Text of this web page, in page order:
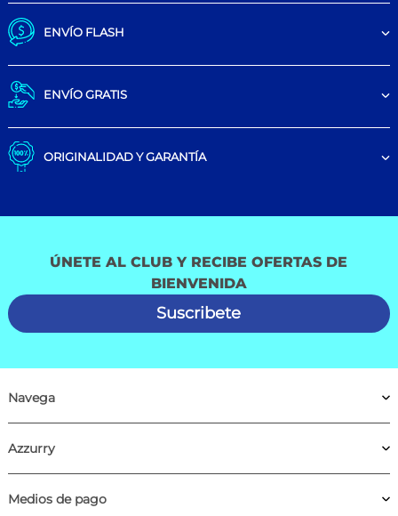
ENVÍO FLASH
ENVÍO GRATIS
ORIGINALIDAD Y GARANTÍA
ÚNETE AL CLUB Y RECIBE OFERTAS DE
BIENVENIDA
Suscribete
Navega
Azzurry
Medios de pago